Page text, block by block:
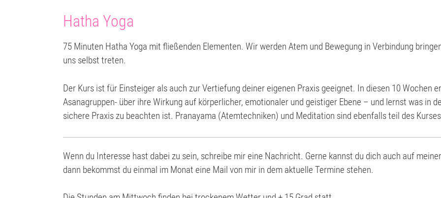
Hatha Yoga
75 Minuten Hatha Yoga mit fließenden Elementen. Wir werden Atem und Bewegung in Verbindung
uns selbst treten.
Der Kurs ist für Einsteiger als auch zur Vertiefung deiner eigenen Praxis geeignet. In diesen 10 Wochen
Asanagruppen- über ihre Wirkung auf körperlicher, emotionaler und geistiger Ebene – und lernst was in
sichere Praxis zu beachten ist. Pranayama (Atemtechniken) und Meditation sind ebenfalls teil des
Wenn du Interesse hast dabei zu sein, schreibe mir eine Nachricht. Gerne kannst du dich auch auf
dann bekommst du einmal im Monat eine Mail von mir in dem aktuelle Termine stehen.